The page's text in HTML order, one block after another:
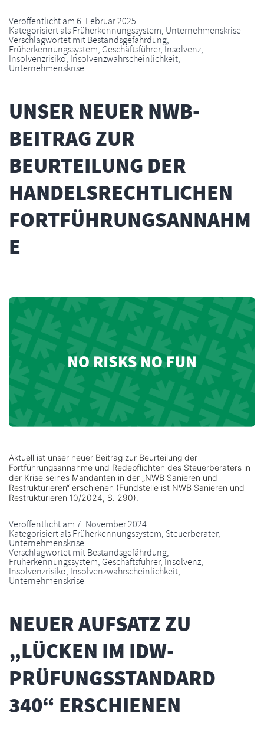
Veröffentlicht am6. Februar 2025
Kategorisiert alsFrüherkennungssystem, Unternehmenskrise
Verschlagwortet mitBestandsgefährdung,
Früherkennungssystem, Geschäftsführer,Insolvenz,
Insolvenzrisiko, Insolvenzwahrscheinlichkeit,
Unternehmenskrise
UNSER NEUER NWB-
BEITRAG ZUR
BEURTEILUNG DER
HANDELSRECHTLICHEN
FORTFÜHRUNGSANNAHM
E
Aktuell ist unser neuer Beitrag zur Beurteilung der
Fortführungsannahme und Redepflichten des Steuerberaters in
der Krise seines Mandanten in der „NWB Sanieren und
Restrukturieren“ erschienen (Fundstelle ist NWB Sanieren und
Restrukturieren 10/2024, S. 290).
Veröffentlicht am7. November 2024
Kategorisiert alsFrüherkennungssystem, Steuerberater,
Unternehmenskrise
Verschlagwortet mitBestandsgefährdung,
Früherkennungssystem, Geschäftsführer,Insolvenz,
Insolvenzrisiko, Insolvenzwahrscheinlichkeit,
Unternehmenskrise
NEUER AUFSATZ ZU
„LÜCKEN IM IDW-
PRÜFUNGSSTANDARD
340“ ERSCHIENEN